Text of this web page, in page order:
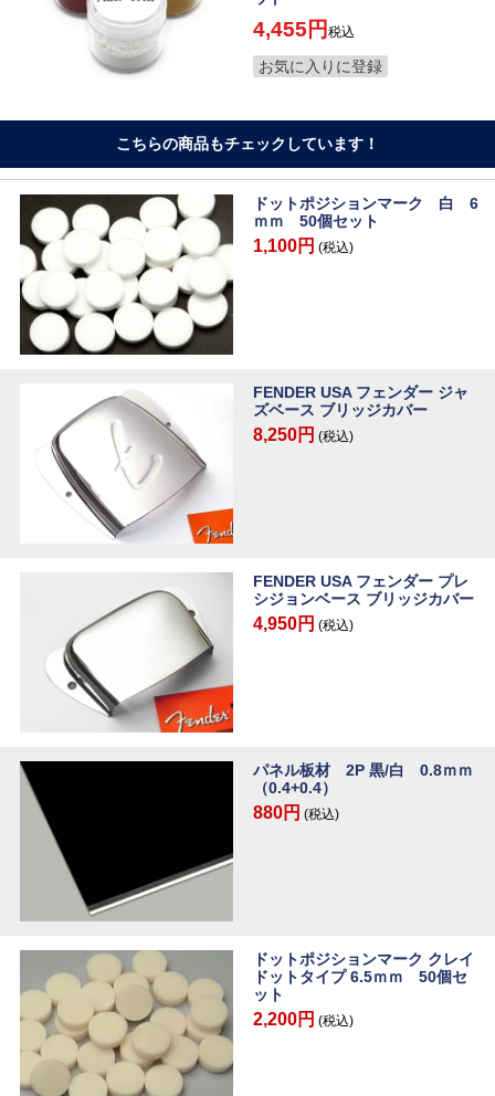
4,455 税込
お気に入りに登録
こちらの商品もチェックしています！
ドットポジションマーク 白 6
ｍｍ 50個セット
1,100円 (税込)
FENDER USA フェンダー ジャ
ズベース ブリッジカバー
8,250円 (税込)
FENDER USA フェンダー プレ
シジョンベース ブリッジカバー
4,950円 (税込)
パネル板材 2P 黒/白 0.8ｍｍ
（0.4+0.4）
880円 (税込)
ドットポジションマーク クレイ
ドットタイプ 6.5ｍｍ 50個セ
ット
2,200円 (税込)